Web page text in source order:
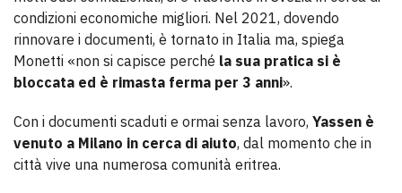
condizioni economiche migliori. Nel 2021, dovendo
rinnovare i documenti, è tornato in Italia ma, spiega
Monetti «non si capisce perché la sua pratica si è
bloccata ed è rimasta ferma per 3 anni».
Con i documenti scaduti e ormai senza lavoro, Yassen è
venuto a Milano in cerca di aiuto, dal momento che in
città vive una numerosa comunità eritrea.